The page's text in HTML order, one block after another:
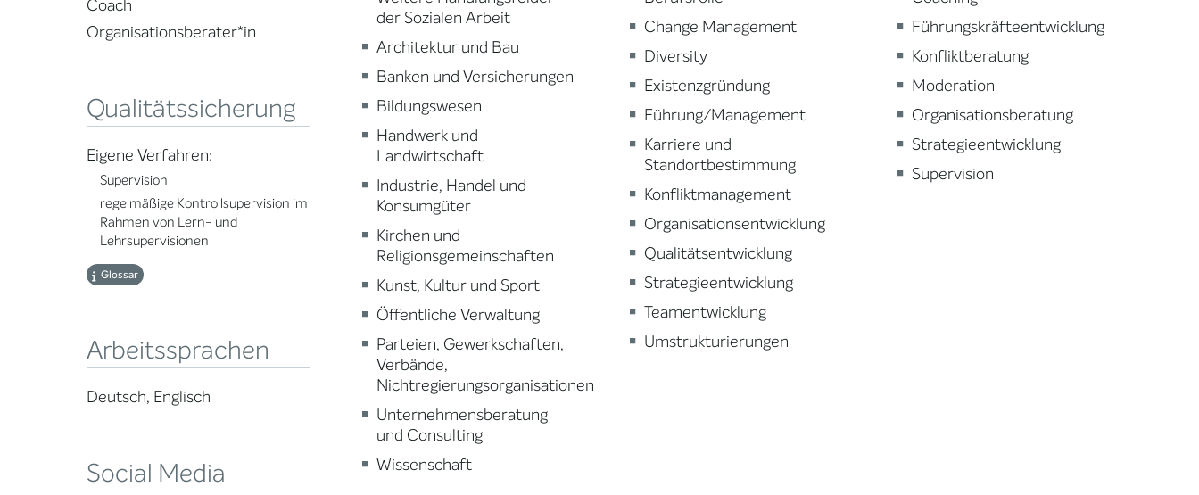
Coach
Organisationsberater*in
Qualitätssicherung
Eigene Verfahren:
Supervision
regelmäßige Kontrollsupervision im
Rahmen von Lern- und
Lehrsupervisionen
Glossar
Arbeitssprachen
Deutsch, Englisch
Social Media
der Sozialen Arbeit
Architektur und Bau
Banken und Versicherungen
Bildungswesen
Handwerk und
Landwirtschaft
Industrie, Handel und
Konsumgüter
Kirchen und
Religionsgemeinschaften
Kunst, Kultur und Sport
Öffentliche Verwaltung
Parteien, Gewerkschaften,
Verbände,
Nichtregierungsorganisationen
Unternehmensberatung
und Consulting
Wissenschaft
Change Management
Diversity
Existenzgründung
Führung/Management
Karriere und
Standortbestimmung
Konfliktmanagement
Organisationsentwicklung
Qualitätsentwicklung
Strategieentwicklung
Teamentwicklung
Umstrukturierungen
Führungskräfteentwicklung
Konfliktberatung
Moderation
Organisationsberatung
Strategieentwicklung
Supervision